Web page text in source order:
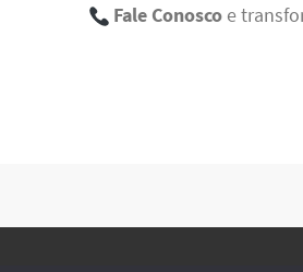
Fale Conosco e